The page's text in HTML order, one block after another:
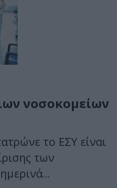
νοσοκομείων
το ΕΣΥ είναι
των